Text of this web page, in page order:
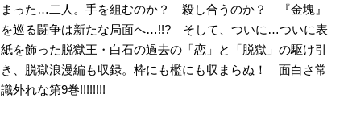
まった…二人。手を組むのか？ 殺し合うのか？ 『金塊』
を巡る闘争は新たな局面へ…!!? そして、ついに…ついに表
紙を飾った脱獄王・白石の過去の「恋」と「脱獄」の駆け引
き、脱獄浪漫編も収録。枠にも檻にも収まらぬ！ 面白さ常
識外れな第9巻!!!!!!!!